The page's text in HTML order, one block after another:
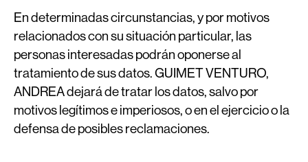
En determinadas circunstancias, y por motivos
relacionados con su situación particular, las
personas interesadas podrán oponerse al
tratamiento de sus datos. GUIMET VENTURO,
ANDREA dejará de tratar los datos, salvo por
motivos legítimos e imperiosos, o en el ejercicio o la
defensa de posibles reclamaciones.